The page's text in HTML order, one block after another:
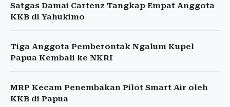
Satgas Damai Cartenz Tangkap Empat Anggota
KKB di Yahukimo
Tiga Anggota Pemberontak Ngalum Kupel
Papua Kembali ke NKRI
MRP Kecam Penembakan Pilot Smart Air oleh
KKB di Papua